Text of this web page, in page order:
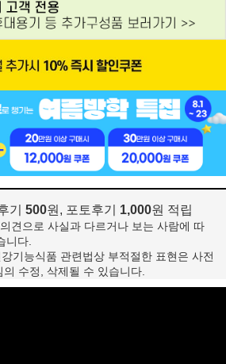
기 500원, 포토후기 1,000원 적립
견으로 사실과 다르거나 보는 사람에 따
니다.
기능식품 관련법상 부적절한 표현은 사전
수정, 삭제될 수 있습니다.